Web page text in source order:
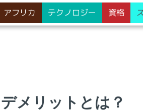
アフリカ テクノロジー 資格
メリットとは？